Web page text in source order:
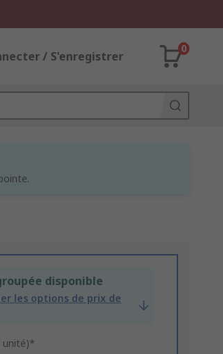
/ S'enregistrer
0
disponible
les options de prix de
unité)*